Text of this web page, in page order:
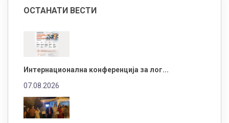
ОСТАНАТИ ВЕСТИ
Интернационална конференција за лог...
07.08.2026